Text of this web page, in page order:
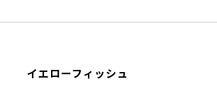
イエローフィッシュ